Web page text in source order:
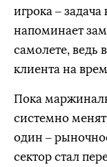
игрока –
напоминает
самолете, ведь
клиента на
Пока
системно
один –
сектор стал